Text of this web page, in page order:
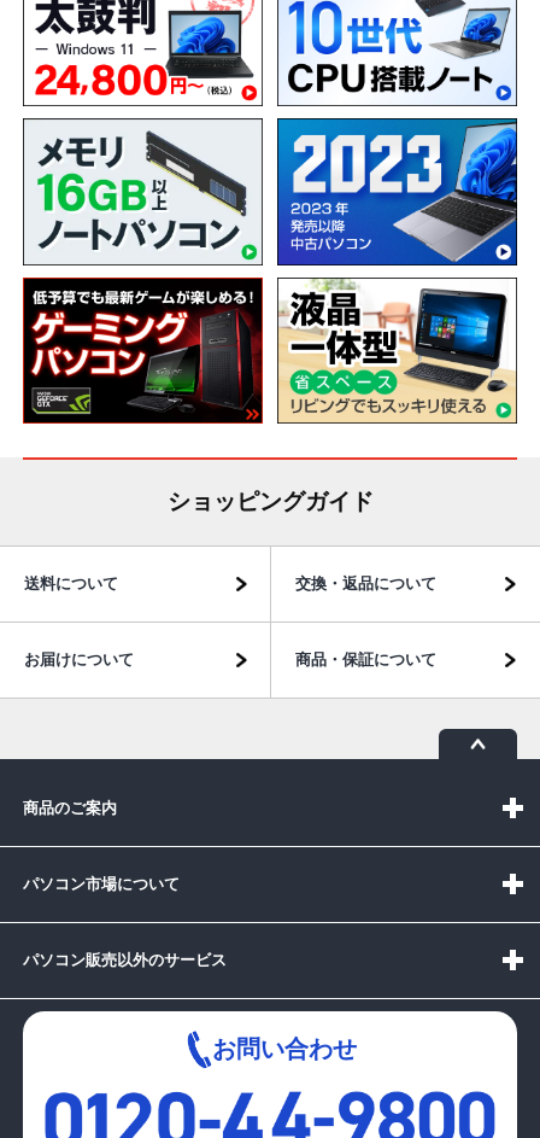
ショッピングガイド
送料について 交換・返品について
お届けについて 商品・保証について
商品のご案内
パソコン市場について
パソコン販売以外のサービス
お問い合わせ